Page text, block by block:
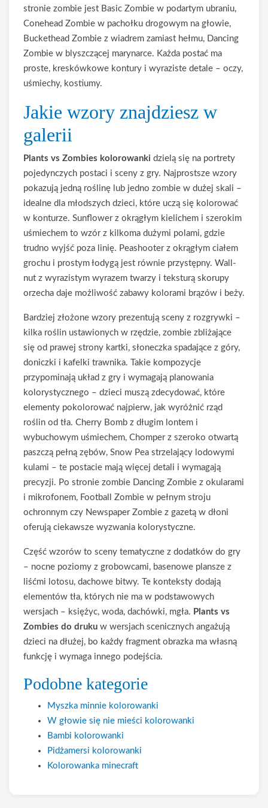
stronie zombie jest Basic Zombie w podartym ubraniu,
Conehead Zombie w pachołku drogowym na głowie,
Buckethead Zombie z wiadrem zamiast hełmu, Dancing
Zombie w blyszczącej marynarce. Każda postać ma
proste, kreskówkowe kontury i wyraziste detale – oczy,
uśmiechy, kostiumy.
Jakie wzory znajdziesz w
galerii
Plants vs Zombies kolorowanki dzielą się na portrety
pojedynczych postaci i sceny z gry. Najprostsze wzory
pokazują jedną roślinę lub jedno zombie w dużej skali –
idealne dla młodszych dzieci, które uczą się kolorować
w konturze. Sunflower z okrągłym kielichem i szerokim
uśmiechem to wzór z kilkoma dużymi polami, gdzie
trudno wyjść poza linię. Peashooter z okrągłym ciałem
grochu i prostym łodygą jest równie przystępny. Wall-
nut z wyrazistym wyrazem twarzy i teksturą skorupy
orzecha daje możliwość zabawy kolorami brązów i beży.
Bardziej złożone wzory prezentują sceny z rozgrywki –
kilka roślin ustawionych w rzędzie, zombie zbliżające
się od prawej strony kartki, słoneczka spadające z góry,
doniczki i kafelki trawnika. Takie kompozycje
przypominają układ z gry i wymagają planowania
kolorystycznego – dzieci muszą zdecydować, które
elementy pokolorować najpierw, jak wyróżnić rząd
roślin od tła. Cherry Bomb z długim lontem i
wybuchowym uśmiechem, Chomper z szeroko otwartą
paszczą pełną zębów, Snow Pea strzelający lodowymi
kulami – te postacie mają więcej detali i wymagają
precyzji. Po stronie zombie Dancing Zombie z okularami
i mikrofonem, Football Zombie w pełnym stroju
ochronnym czy Newspaper Zombie z gazetą w dłoni
oferują ciekawsze wyzwania kolorystyczne.
Część wzorów to sceny tematyczne z dodatków do gry
– nocne poziomy z grobowcami, basenowe plansze z
liśćmi lotosu, dachowe bitwy. Te konteksty dodają
elementów tła, których nie ma w podstawowych
wersjach – księżyc, woda, dachówki, mgła. Plants vs
Zombies do druku w wersjach scenicznych angażują
dzieci na dłużej, bo każdy fragment obrazka ma własną
funkcję i wymaga innego podejścia.
Podobne kategorie
Myszka minnie kolorowanki
W głowie się nie mieści kolorowanki
Bambi kolorowanki
Pidżamersi kolorowanki
Kolorowanka minecraft